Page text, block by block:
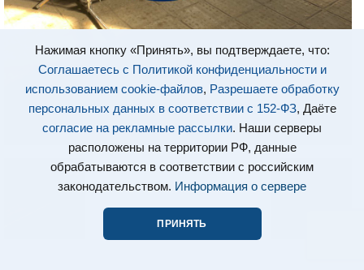
Нажимая кнопку «Принять», вы подтверждаете, что:
Соглашаетесь с Политикой конфиденциальности и
использованием cookie-файлов, Разрешаете обработку
персональных данных в соответствии с 152-ФЗ, Даёте
согласие на рекламные рассылки. Наши серверы
расположены на территории РФ, данные
обрабатываются в соответствии с российским
законодательством. Информация о сервере
ПРИНЯТЬ